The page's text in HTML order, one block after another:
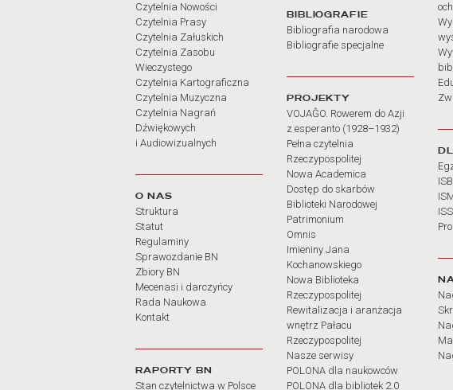
Czytelnia Nowości
Czytelnia Prasy
Czytelnia Załuskich
Czytelnia Zasobu
Wieczystego
Czytelnia Kartograficzna
Czytelnia Muzyczna
Czytelnia Nagrań
Dźwiękowych
i Audiowizualnych
O NAS
Struktura
Statut
Regulaminy
Sprawozdanie BN
Zbiory BN
Mecenasi i darczyńcy
Rada Naukowa
Kontakt
RAPORTY BN
Stan czytelnictwa w Polsce
BIBLIOGRAFIE
Bibliografia narodowa
Bibliografie specjalne
PROJEKTY
VOJAĜO. Rowerem do Azji
z esperanto (1928–1932)
Pełna czytelnia
Rzeczypospolitej
Nowa Academica
Dostęp do skarbów
Biblioteki Narodowej
Patrimonium
Omnis
Imieniny Jana
Kochanowskiego
Nowa Biblioteka
Rzeczypospolitej
Rewitalizacja i aranżacja
wnętrz Pałacu
Rzeczypospolitej
Nasze serwisy
POLONA dla naukowców
POLONA dla bibliotek 2.0